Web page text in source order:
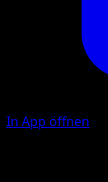
In App öffnen